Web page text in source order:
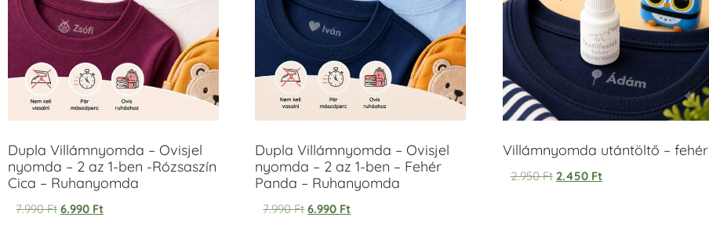
Dupla Villámnyomda – Ovisjel
nyomda – 2 az 1-ben -Rózsaszín
Cica – Ruhanyomda
7.990Ft 6.990 Ft
Dupla Villámnyomda – Ovisjel
nyomda – 2 az 1-ben – Fehér
Panda – Ruhanyomda
7.990Ft 6.990 Ft
Villámnyomda utántöltő – fehér
2.950Ft 2.450 Ft